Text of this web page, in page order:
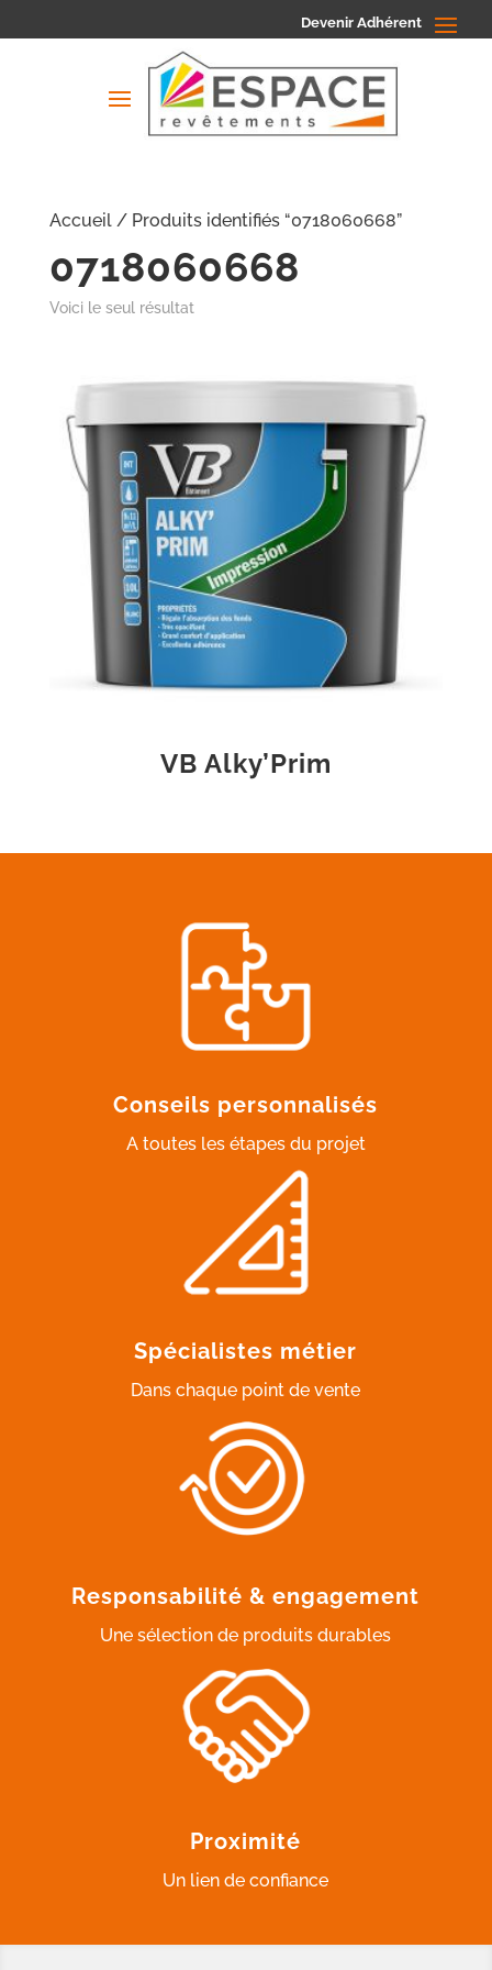
Devenir Adhérent
Accueil/ Produits identifiés “0718060668”
0718060668
Voici le seul résultat
VB Alky’Prim
Conseils personnalisés
A toutes les étapes du projet
Spécialistes métier
Dans chaque point de vente
Responsabilité & engagement
Une sélection de produits durables
Proximité
Un lien de confiance